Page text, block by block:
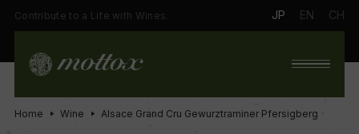
Contribute to a Life with Wines. JP EN CH
Home Wine Alsace Grand Cru Gewurztraminer Pfersigberg